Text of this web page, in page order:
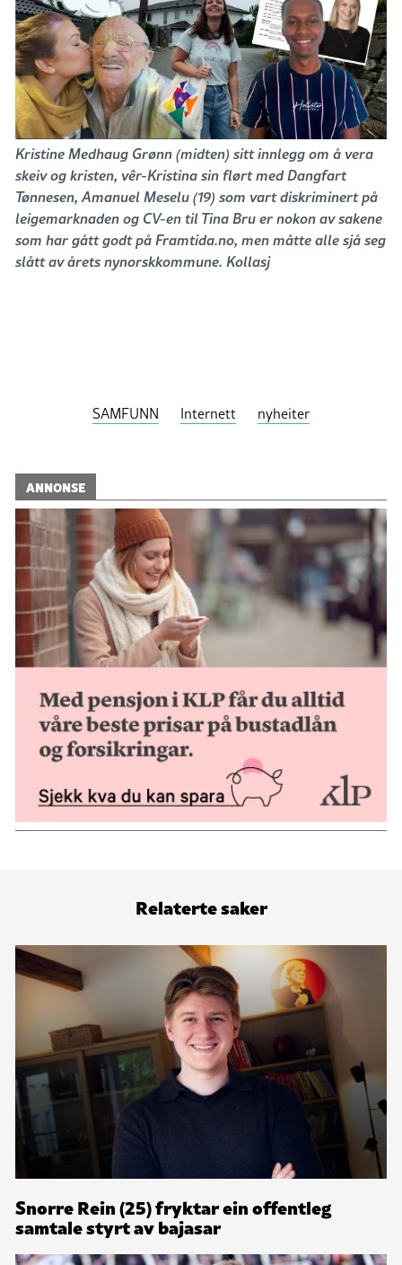
Kristine Medhaug Grønn (midten) sitt innlegg om å vera
skeiv og kristen, vêr-Kristina sin flørt med Dangfart
Tønnesen, Amanuel Meselu (19) som vart diskriminert på
leigemarknaden og CV-en til Tina Bru er nokon av sakene
som har gått godt på Framtida.no, men måtte alle sjå seg
slått av årets nynorskkommune. Kollasj
SAMFUNN Internett nyheiter
ANNONSE
Relaterte saker
Snorre Rein (25) fryktar ein offentleg
samtale styrt av bajasar